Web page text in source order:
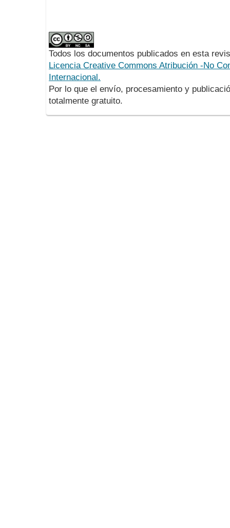
Todos los documentos publicados en esta
Licencia Creative Commons Atribución -No
Internacional.
Por lo que el envío, procesamiento y
totalmente gratuito.